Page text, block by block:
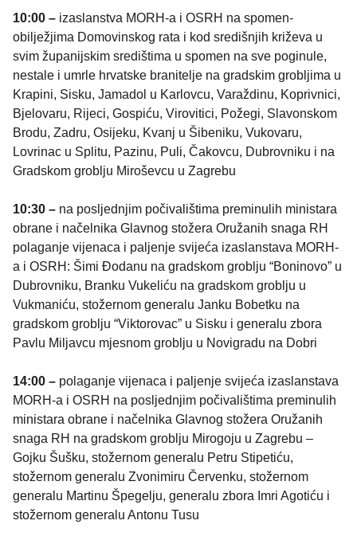
10:00 – izaslanstva MORH-a i OSRH na spomen-
obilježjima Domovinskog rata i kod središnjih križeva u
svim županijskim središtima u spomen na sve poginule,
nestale i umrle hrvatske branitelje na gradskim grobljima u
Krapini, Sisku, Jamadol u Karlovcu, Varaždinu, Koprivnici,
Bjelovaru, Rijeci, Gospiću, Virovitici, Požegi, Slavonskom
Brodu, Zadru, Osijeku, Kvanj u Šibeniku, Vukovaru,
Lovrinac u Splitu, Pazinu, Puli, Čakovcu, Dubrovniku i na
Gradskom groblju Miroševcu u Zagrebu
10:30 – na posljednjim počivalištima preminulih ministara
obrane i načelnika Glavnog stožera Oružanih snaga RH
polaganje vijenaca i paljenje svijeća izaslanstava MORH-
a i OSRH: Šimi Đodanu na gradskom groblju “Boninovo” u
Dubrovniku, Branku Vukeliću na gradskom groblju u
Vukmaniću, stožernom generalu Janku Bobetku na
gradskom groblju “Viktorovac” u Sisku i generalu zbora
Pavlu Miljavcu mjesnom groblju u Novigradu na Dobri
14:00 – polaganje vijenaca i paljenje svijeća izaslanstava
MORH-a i OSRH na posljednjim počivalištima preminulih
ministara obrane i načelnika Glavnog stožera Oružanih
snaga RH na gradskom groblju Mirogoju u Zagrebu –
Gojku Šušku, stožernom generalu Petru Stipetiću,
stožernom generalu Zvonimiru Červenku, stožernom
generalu Martinu Špegelju, generalu zbora Imri Agotiću i
stožernom generalu Antonu Tusu